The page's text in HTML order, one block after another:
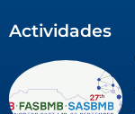
Actividades